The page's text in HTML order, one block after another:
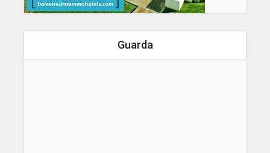
Guarda